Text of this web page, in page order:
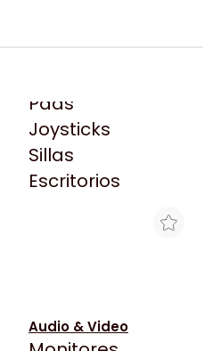
Pads
Joysticks
Sillas
Escritorios
Audio & Video
GX-23UV P/PC -
de Max Tecno